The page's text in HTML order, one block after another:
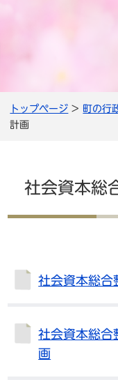
トップページ > 町の行
計画
社会資本総
社会資本総合
社会資本総合
画